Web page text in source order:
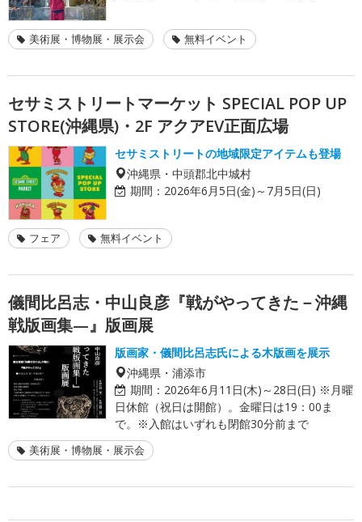
美術展・博物展・展示会 無料イベント
セサミストリートマーケット SPECIAL POP UP
STORE(沖縄県)・2F アクアEV正面広場
セサミストリートの地域限定アイテムも登場
沖縄県・中頭郡北中城村
期間： 2026年6月5日(金)～7月5日(日)
フェア 無料イベント
儀間比呂志・中山良彦『戦がやってきた－沖縄
戦版画集—』版画展
版画家・儀間比呂志氏による木版画を展示
沖縄県・浦添市
期間： 2026年6月11日(木)～28日(日) ※月曜
日休館（祝日は開館）。金曜日は19：00ま
で。※入館はいずれも閉館30分前まで
美術展・博物展・展示会